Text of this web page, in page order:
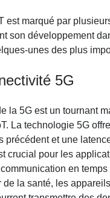
est marqué par
son développement
unes des plus
5G
la 5G est un tournant
La technologie 5G
précédent et une
crucial pour les
en
de la santé, les